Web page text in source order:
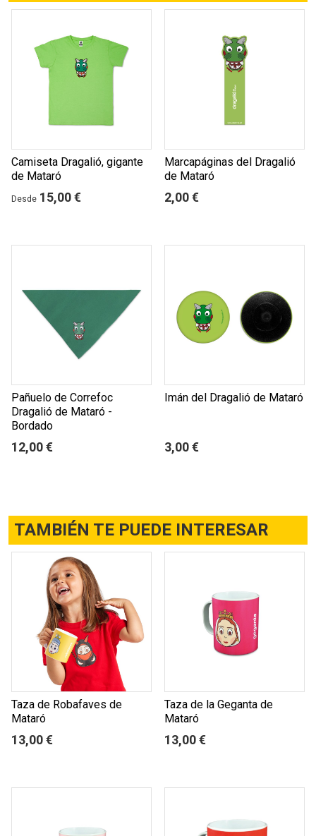
Camiseta Dragalió, gigante
de Mataró
Desde 15,00 €
Marcapáginas del Dragalió
de Mataró
2,00 €
Pañuelo de Correfoc
Dragalió de Mataró -
Bordado
12,00 €
Imán del Dragalió de Mataró
3,00 €
TAMBIÉN TE PUEDE INTERESAR
Taza de Robafaves de
Mataró
13,00 €
Taza de la Geganta de
Mataró
13,00 €